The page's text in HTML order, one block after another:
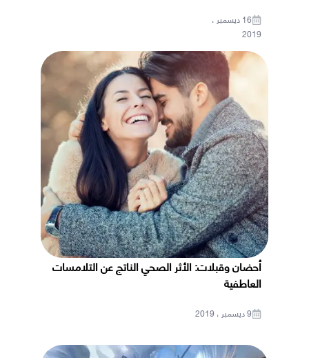
16 ديسمبر ،
2019
أحضان وقبلات: الأثر الصحي الناتج عن التلامسات
العاطفية
9 ديسمبر ، 2019